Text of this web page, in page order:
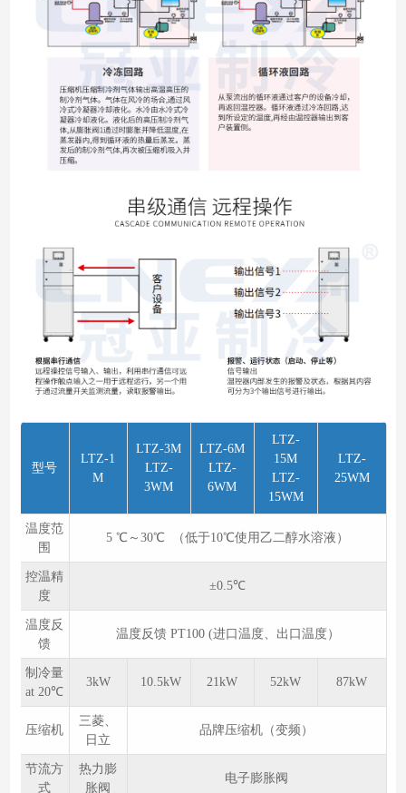
型号
LTZ-1
M
LTZ-3M
LTZ-
3WM
LTZ-6M
LTZ-
6WM
LTZ-
15M
LTZ-
15WM
LTZ-
25WM
温度范
围
5 ℃～30℃ （低于10℃使用乙二醇水溶液）
控温精
度
±0.5℃
温度反
馈
温度反馈 PT100 (进口温度、出口温度）
制冷量
at 20℃
3kW 10.5kW 21kW 52kW 87kW
压缩机
三菱、
日立
品牌压缩机（变频）
节流方
式
热力膨
胀阀
电子膨胀阀